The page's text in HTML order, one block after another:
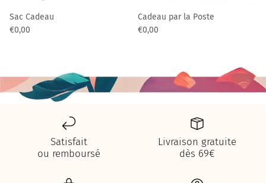
Sac Cadeau
€0,00
Cadeau par la Poste
€0,00
Satisfait
ou remboursé
Livraison gratuite
dès 69€